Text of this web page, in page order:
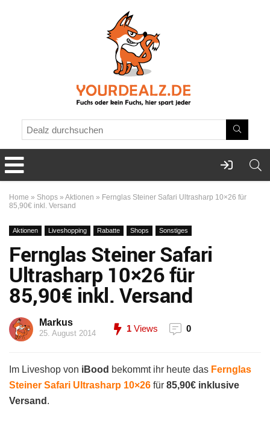
Home » Shops » Aktionen » Fernglas Steiner Safari Ultrasharp 10×26 für
85,90€ inkl. Versand
Aktionen Liveshopping Rabatte Shops Sonstiges
Fernglas Steiner Safari
Ultrasharp 10×26 für
85,90€ inkl. Versand
Markus
25. August 2014 1 Views 0
Im Liveshop von iBood bekommt ihr heute das Fernglas
Steiner Safari Ultrasharp 10×26 für 85,90€ inklusive
Versand .